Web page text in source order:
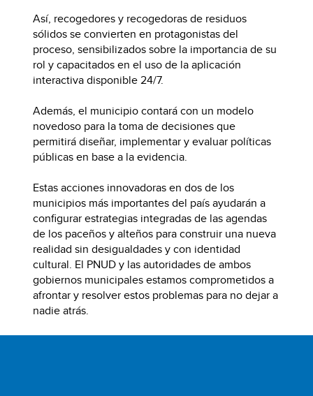
Así, recogedores y recogedoras de residuos
sólidos se convierten en protagonistas del
proceso, sensibilizados sobre la importancia de su
rol y capacitados en el uso de la aplicación
interactiva disponible 24/7.
Además, el municipio contará con un modelo
novedoso para la toma de decisiones que
permitirá diseñar, implementar y evaluar políticas
públicas en base a la evidencia.
Estas acciones innovadoras en dos de los
municipios más importantes del país ayudarán a
configurar estrategias integradas de las agendas
de los paceños y alteños para construir una nueva
realidad sin desigualdades y con identidad
cultural. El PNUD y las autoridades de ambos
gobiernos municipales estamos comprometidos a
afrontar y resolver estos problemas para no dejar a
nadie atrás.